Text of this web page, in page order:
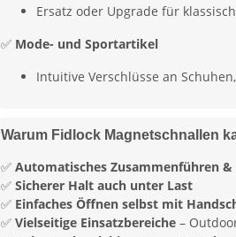
Ersatz oder Upgrade für
✅ Mode- und Sportartikel
Intuitive Verschlüsse an
Warum Fidlock Magnetschnallen
✅ Automatisches Zusammenführen
✅ Sicherer Halt auch unter Last
✅ Einfaches Öffnen selbst mit
✅ Vielseitige Einsatzbereiche –